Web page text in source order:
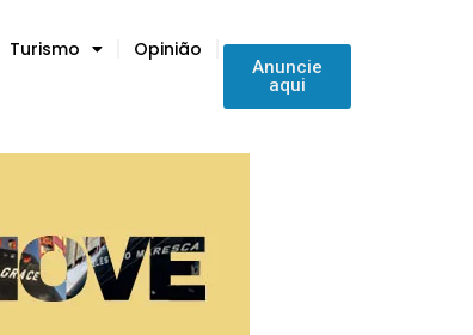
Turismo Opinião
Anuncie
aqui